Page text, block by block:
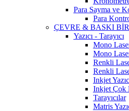
Para Sayma ve
Para
ÇEVRE & BASKI
Yazıcı - Tarayıcı
Mono
Mono
Renkli
Renkli
Inkjet
Inkjet Çok
Tarayıcılar
Matris